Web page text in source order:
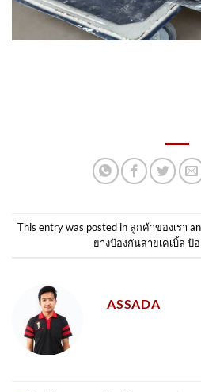
This entry was posted in ลูกค้าของเรา
ยางป้องกันสายเคเบิ้ล ป้
ASSADA